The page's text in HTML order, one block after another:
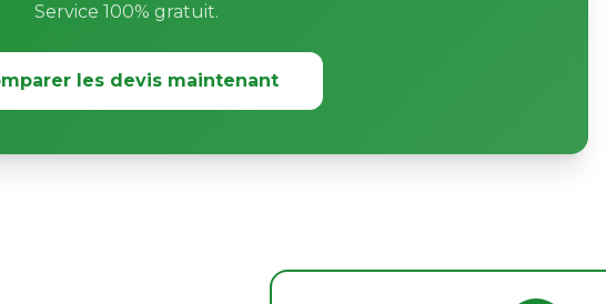
Service 100% gratuit.
les devis maintenant